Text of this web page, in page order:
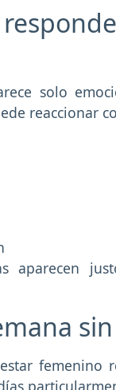
solo
reaccionar
aparecen
femenino